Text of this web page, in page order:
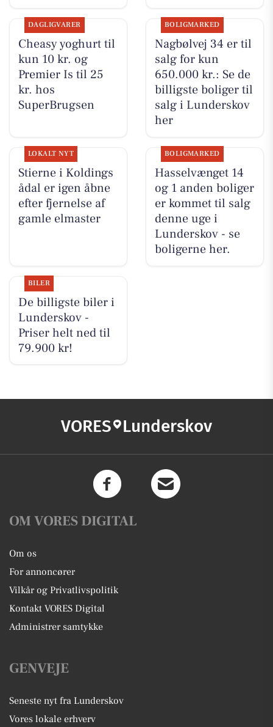
DAGLIGVARER
Cheasy yoghurt til
kun 10 kr. og
Premier Is til 25
kr. hos
SuperBrugsen
BOLIGMARKED
Nagbølvej 34 er til
salg for kun
650.000 kr.: Se de
billigste boliger til
salg i Lunderskov
her
LOKALT NYT
Stierne i Koldings
ådal er igen åbne
efter fjernelse af
gamle elmaster
BOLIGMARKED
Hasselvænget 14
og 1 anden boliger
er kommet til salg
denne uge i
Lunderskov - se
boligerne her.
BILER
De billigste biler i
Lunderskov -
Priser helt ned til
79.900 kr!
VORES Lunderskov
OM VORES DIGITAL
Om os
For annoncører
Vilkår og Privatlivspolitik
Kontakt VORES Digital
Administrer samtykke
GENVEJE
Seneste nyt fra Lunderskov
Vores lokale erhverv